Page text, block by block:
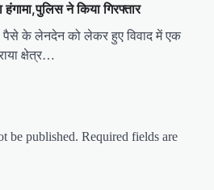
ने किया गिरफ्तार
के लेनदेन को लेकर हुए विवाद में एक
क्षेत्र…
be published. Required fields are